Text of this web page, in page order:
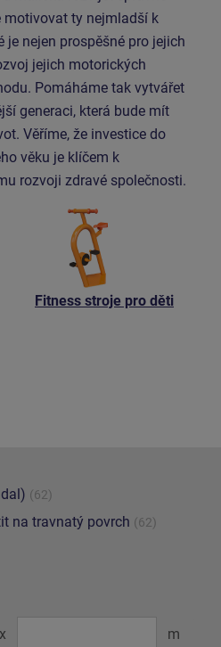
motivovat ty nejmladší k
je nejen prospěšné pro jejich
jejich motorických
Pomáháme tak vytvářet
generaci, která bude mít
Věříme, že investice do
věku je klíčem k
rozvoji zdravé společnosti.
Fitness stroje pro děti
(62)
na travnatý povrch (62)
x
m